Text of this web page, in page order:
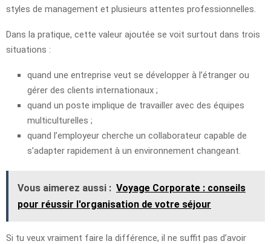
styles de management et plusieurs attentes professionnelles.
Dans la pratique, cette valeur ajoutée se voit surtout dans trois
situations :
quand une entreprise veut se développer à l’étranger ou
gérer des clients internationaux ;
quand un poste implique de travailler avec des équipes
multiculturelles ;
quand l’employeur cherche un collaborateur capable de
s’adapter rapidement à un environnement changeant.
Vous aimerez aussi : Voyage Corporate : conseils
pour réussir l'organisation de votre séjour
Si tu veux vraiment faire la différence, il ne suffit pas d’avoir